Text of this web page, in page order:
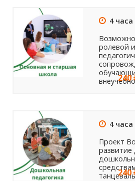
4 часа
ролевой
240
4 часа
Проект
развитие
240